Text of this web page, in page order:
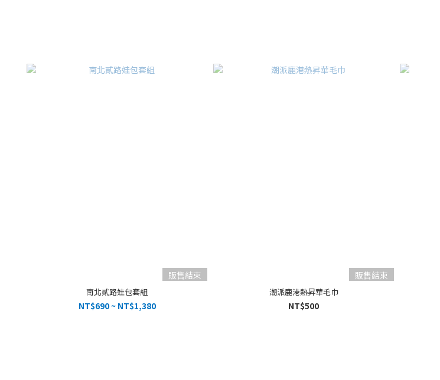
販售結束
南北貳路娃包套組
NT$690 ~ NT$1,380
販售結束
潮派鹿港熱昇華毛巾
NT$500